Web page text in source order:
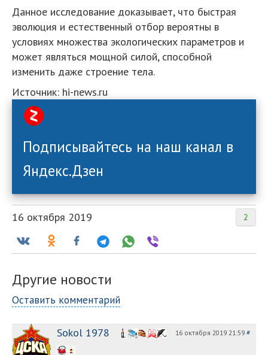
Данное исследование доказывает, что быстрая
эволюция и естественный отбор вероятны в
условиях множества экологических параметров и
может являться мощной силой, способной
изменить даже строение тела.
Источник: hi-news.ru
Подписывайтесь на наш канал в
Яндекс.Дзен
2
16 октября 2019
Другие новости
Оставить комментарий
Sokol 1978 16 октября 2019 21:59 #